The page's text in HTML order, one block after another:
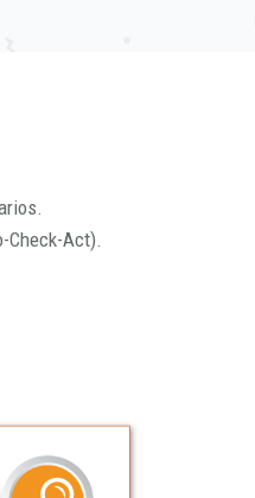
Check-Act).